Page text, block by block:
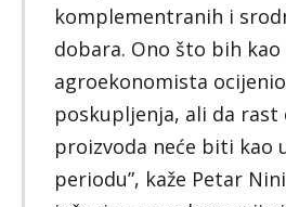
komplementranih i
dobara. Ono što bih kao
agroekonomista
poskupljenja, ali da rast
proizvoda neće biti kao
periodu”, kaže Petar